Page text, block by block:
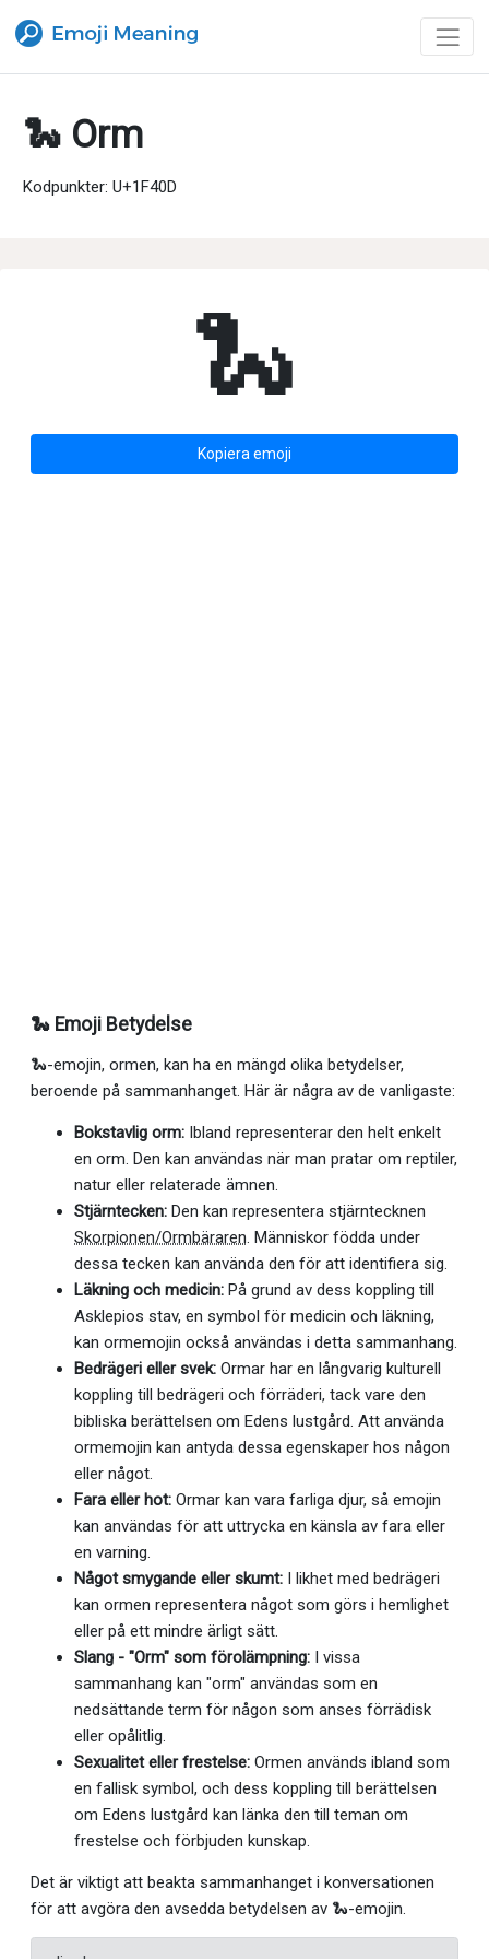
🐍 Orm
Kodpunkter: U+1F40D
🐍
Kopiera emoji
🐍 Emoji Betydelse
🐍-emojin, ormen, kan ha en mängd olika betydelser,
beroende på sammanhanget. Här är några av de vanligaste:
Bokstavlig orm: Ibland representerar den helt enkelt
en orm. Den kan användas när man pratar om reptiler,
natur eller relaterade ämnen.
Stjärntecken: Den kan representera stjärntecknen
Skorpionen/Ormbäraren. Människor födda under
dessa tecken kan använda den för att identifiera sig.
Läkning och medicin: På grund av dess koppling till
Asklepios stav, en symbol för medicin och läkning,
kan ormemojin också användas i detta sammanhang.
Bedrägeri eller svek: Ormar har en långvarig kulturell
koppling till bedrägeri och förräderi, tack vare den
bibliska berättelsen om Edens lustgård. Att använda
ormemojin kan antyda dessa egenskaper hos någon
eller något.
Fara eller hot: Ormar kan vara farliga djur, så emojin
kan användas för att uttrycka en känsla av fara eller
en varning.
Något smygande eller skumt: I likhet med bedrägeri
kan ormen representera något som görs i hemlighet
eller på ett mindre ärligt sätt.
Slang - "Orm" som förolämpning: I vissa
sammanhang kan "orm" användas som en
nedsättande term för någon som anses förrädisk
eller opålitlig.
Sexualitet eller frestelse: Ormen används ibland som
en fallisk symbol, och dess koppling till berättelsen
om Edens lustgård kan länka den till teman om
frestelse och förbjuden kunskap.
Det är viktigt att beakta sammanhanget i konversationen
för att avgöra den avsedda betydelsen av 🐍-emojin.